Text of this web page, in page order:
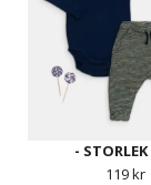
- STORLEK
119 kr